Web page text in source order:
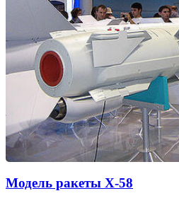
Модель ракеты Х-58